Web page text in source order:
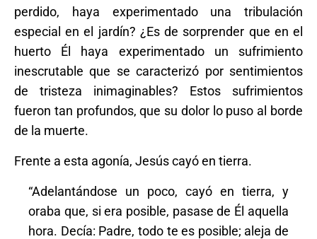
perdido, haya experimentado una tribulación
especial en el jardín? ¿Es de sorprender que en el
huerto Él haya experimentado un sufrimiento
inescrutable que se caracterizó por sentimientos
de tristeza inimaginables? Estos sufrimientos
fueron tan profundos, que su dolor lo puso al borde
de la muerte.
Frente a esta agonía, Jesús cayó en tierra.
“Adelantándose un poco, cayó en tierra, y
oraba que, si era posible, pasase de Él aquella
hora. Decía: Padre, todo te es posible; aleja de